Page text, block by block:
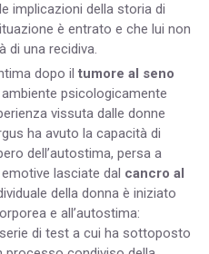
implicazioni della storia di
è entrato e che lui non
di una recidiva.
dopo il tumore al seno
psicologicamente
vissuta dalle donne
ha avuto la capacità di
dell’autostima, persa a
lasciate dal cancro al
della donna è iniziato
e all’autostima:
di test a cui ha sottoposto